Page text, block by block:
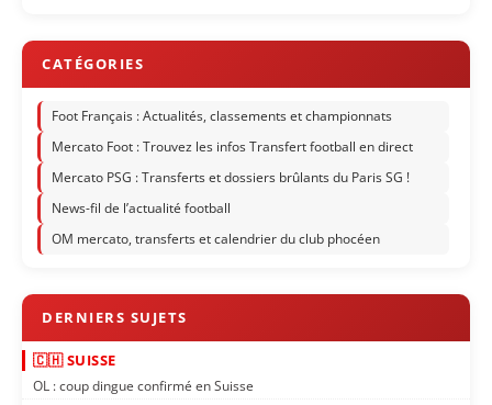
Foot Français : Actualités, classements et championnats
Mercato Foot : Trouvez les infos Transfert football en direct
Mercato PSG : Transferts et dossiers brûlants du Paris SG !
News-fil de l’actualité football
OM mercato, transferts et calendrier du club phocéen
🇨🇭 SUISSE
OL : coup dingue confirmé en Suisse